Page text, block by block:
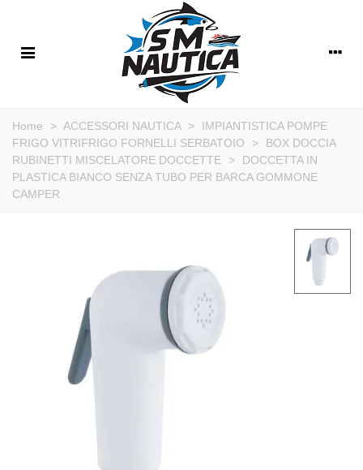
Home > ACCESSORI NAUTICA >
IMPIANTISTICA POMPE
FRIGO VITRIFRIGO FORNELLI SERBATOIO
>
BOX DOCCIA
RUBINETTI MISCELATORE DOCCETTE
>
DOCCETTA IN
PLASTICA BIANCO SENZA TUBO PER BARCA GOMMONE
CAMPER